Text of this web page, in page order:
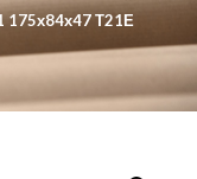
175х84х47 Т21Е